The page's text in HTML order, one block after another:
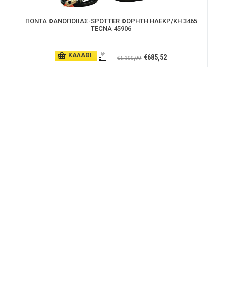
ΠΟΝΤΑ ΦΑΝΟΠΟΙIΑΣ-SPOTTER ΦΟΡΗΤΗ ΗΛΕΚΡ/ΚΗ 3465
TECNA 45906
ΚΑΛΑΘΙ €685,52
€1.100,00